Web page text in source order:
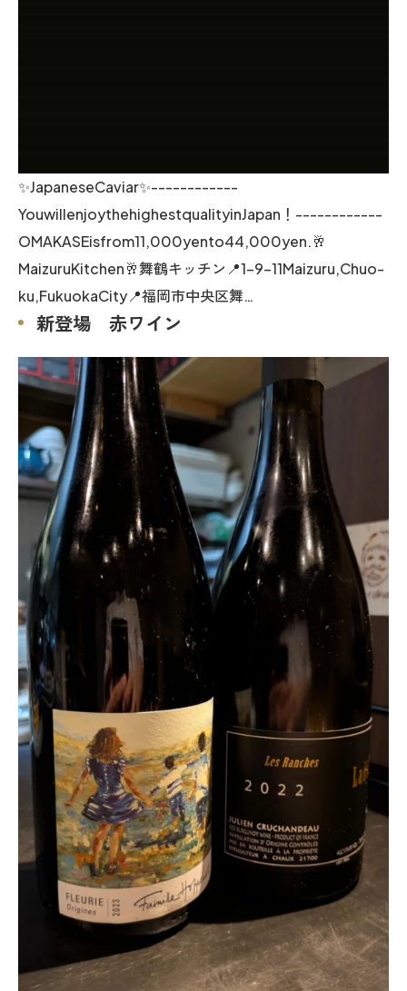
✨JapaneseCaviar✨------------
YouwillenjoythehighestqualityinJapan！------------
OMAKASEisfrom11,000yento44,000yen.🥂
MaizuruKitchen🥂舞鶴キッチン📍1-9-11Maizuru,Chuo-
ku,FukuokaCity📍福岡市中央区舞…
新登場 赤ワイン